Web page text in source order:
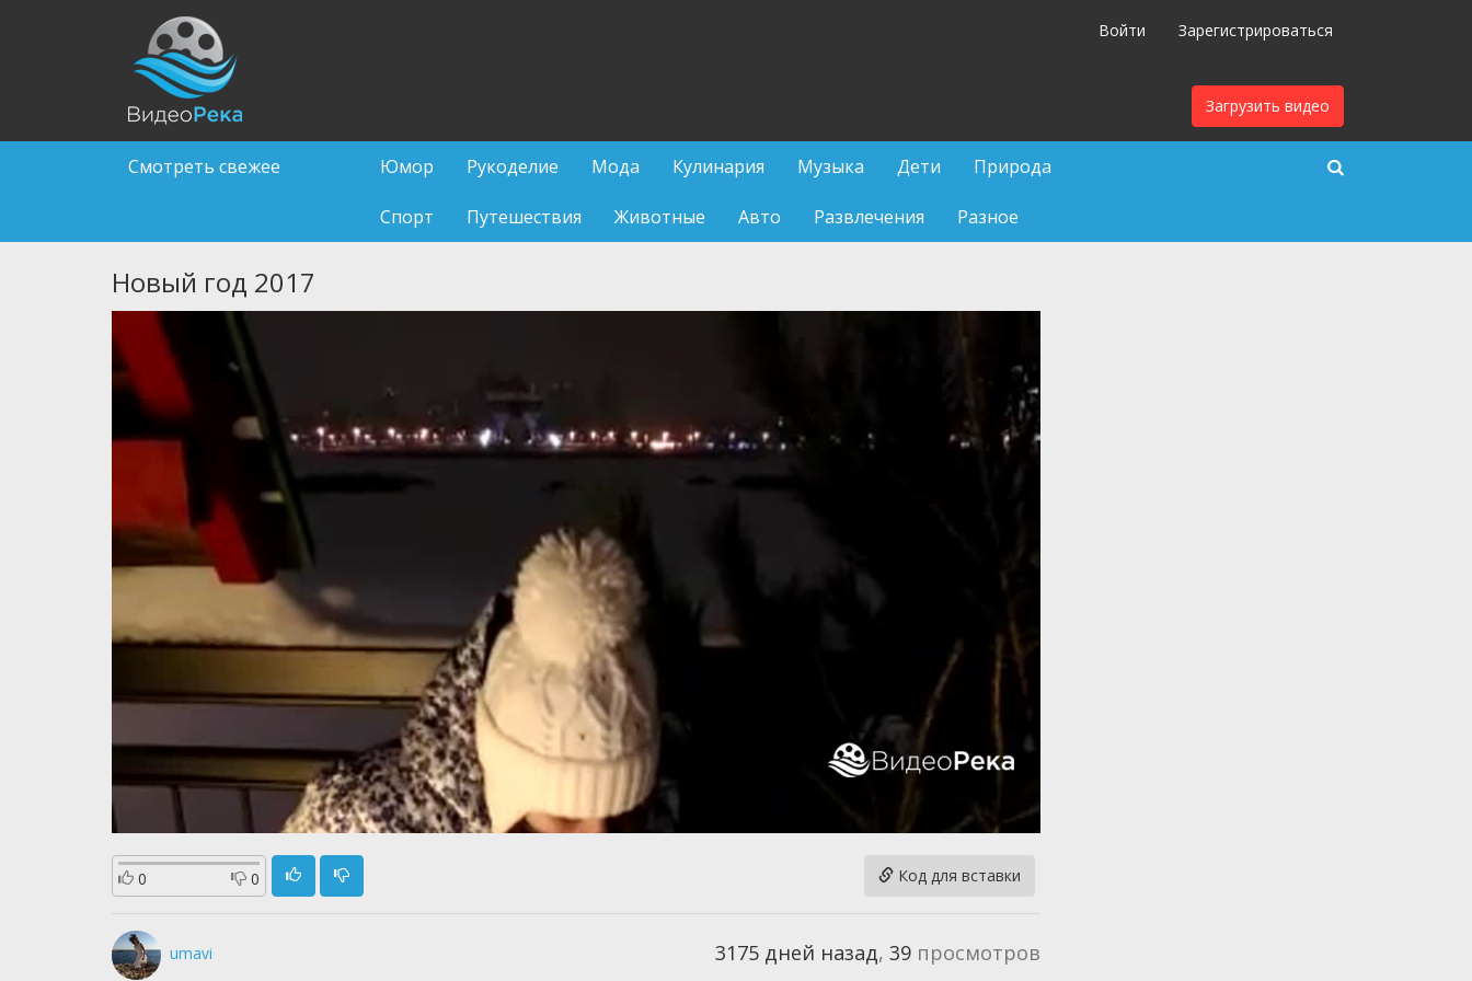
Войти Зарегистрироваться
Загрузить видео
Смотреть свежее Юмор Рукоделие Мода Кулинария Музыка Дети Природа
Спорт Путешествия Животные Авто Развлечения Разное
Новый год 2017
0 0 Код для вставки
umavi 3175 дней назад, 39просмотров